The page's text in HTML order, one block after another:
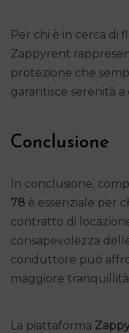
Per chi è in cerca di
Zappyrent
protezione che
garantisce serenità
Conclusione
In conclusione,
78 è essenziale per
contratto di
consapevolezza
conduttore può
maggiore tranquillità
La piattaforma